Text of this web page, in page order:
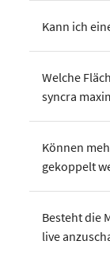
Kann ich
Welche
syncra
Können
gekoppelt
Besteht die
live